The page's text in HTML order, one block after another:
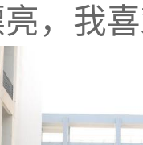
，我